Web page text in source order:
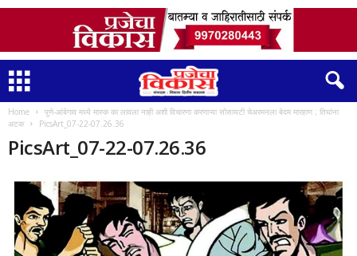
Home
पुणे-आंबेगाव मध्ये मास्क का लावला नाही अशी विचारणा करणाऱ्या सोसायटी चेअरमनला बेदम मारहाण ; तिघांना
अटक
PicsArt_07-22-07.26.36
PicsArt_07-22-07.26.36